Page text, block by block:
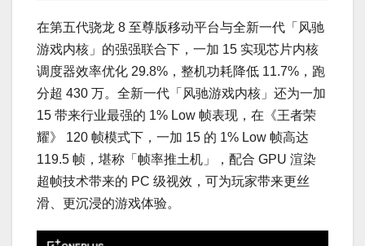
在第五代骁龙 8 至尊版移动平台与全新一代「风驰
游戏内核」的强强联合下，一加 15 实现芯片内核
调度器效率优化 29.8%，整机功耗降低 11.7%，跑
分超 430 万。全新一代「风驰游戏内核」还为一加
15 带来行业最强的 1% Low 帧表现，在《王者荣
耀》 120 帧模式下，一加 15 的 1% Low 帧高达
119.5 帧，堪称「帧率推土机」，配合 GPU 渲染
超帧技术带来的 PC 级视效，可为玩家带来更丝
滑、更沉浸的游戏体验。